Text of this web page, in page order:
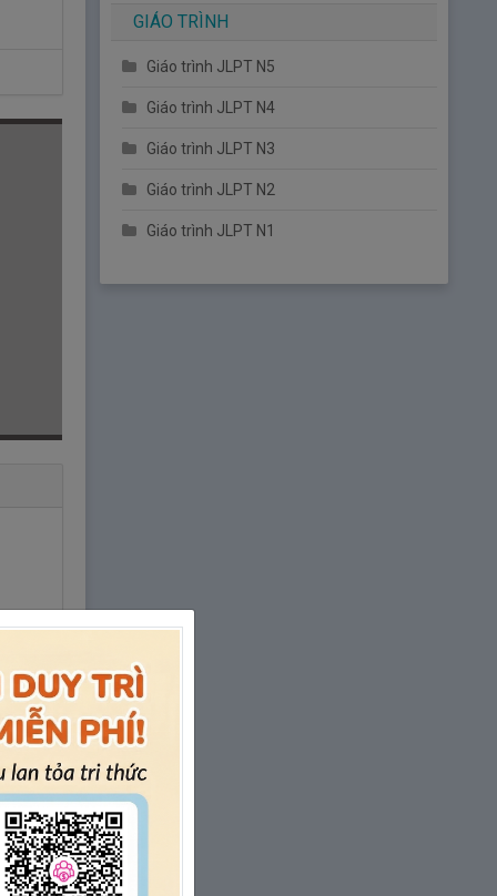
GIÁO TRÌNH
Giáo trình JLPT N5
Giáo trình JLPT N4
Giáo trình JLPT N3
Giáo trình JLPT N2
Giáo trình JLPT N1